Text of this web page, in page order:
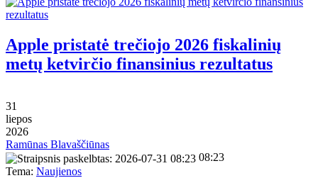
Apple pristatė trečiojo 2026 fiskalinių
metų ketvirčio finansinius rezultatus
31
liepos
2026
Ramūnas Blavaščiūnas
08:23
Tema: Naujienos